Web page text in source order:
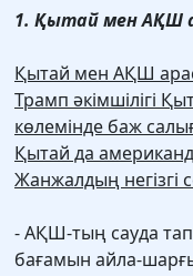
1. Қытай мен АҚШ
Қытай мен АҚШ
Трамп әкімшілігі
көлемінде баж
Қытай да
Жанжалдың негізгі
- АҚШ-тың сауда
бағамын айла-